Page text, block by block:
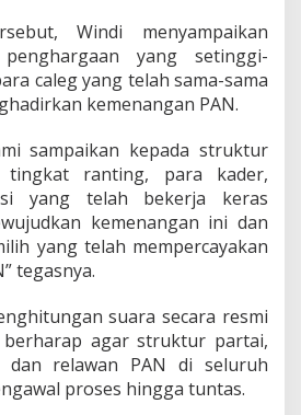
Windi menyampaikan
yang setinggi-
caleg yang telah sama-sama
kemenangan PAN.
sampaikan kepada struktur
ranting, para kader,
yang telah bekerja keras
kemenangan ini dan
yang telah mempercayakan
tegasnya.
suara secara resmi
berharap agar struktur partai,
dan relawan PAN di seluruh
proses hingga tuntas.